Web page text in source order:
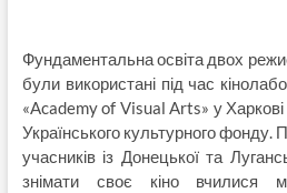
Фундаментальна освіта двох
були використані під час
«Academy of Visual Arts» у
Українського культурного фонду.
учасників із Донецької та
знімати своє кіно вчилися